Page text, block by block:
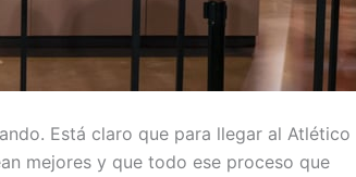
Está claro que para llegar al Atlético
mejores y que todo ese proceso que